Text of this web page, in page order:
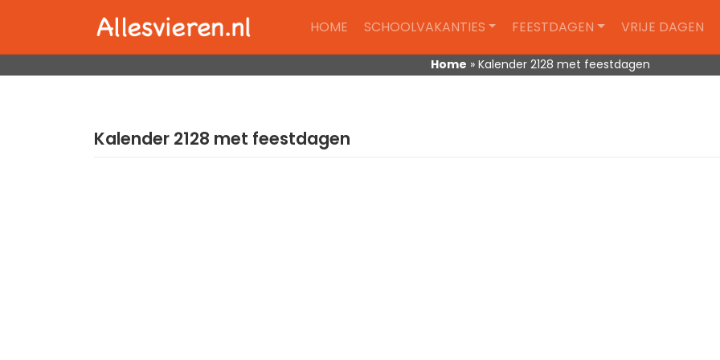
HOME SCHOOLVAKANTIES FEESTDAGEN VRIJE DAGEN
Home » Kalender 2128 met feestdagen
Kalender 2128 met feestdagen